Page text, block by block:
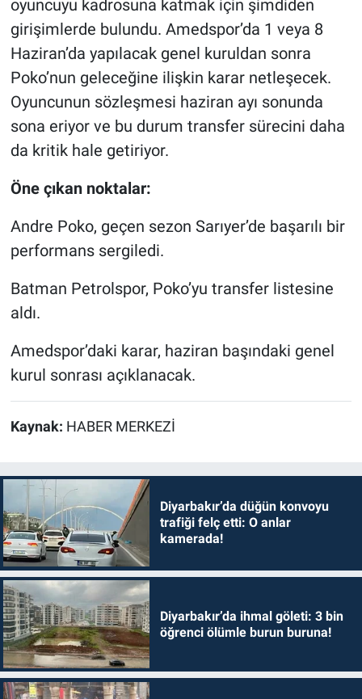
oyuncuyu kadrosuna katmak için şimdiden
girişimlerde bulundu. Amedspor’da 1 veya 8
Haziran’da yapılacak genel kuruldan sonra
Poko’nun geleceğine ilişkin karar netleşecek.
Oyuncunun sözleşmesi haziran ayı sonunda
sona eriyor ve bu durum transfer sürecini daha
da kritik hale getiriyor.
Öne çıkan noktalar:
Andre Poko, geçen sezon Sarıyer’de başarılı bir
performans sergiledi.
Batman Petrolspor, Poko’yu transfer listesine
aldı.
Amedspor’daki karar, haziran başındaki genel
kurul sonrası açıklanacak.
Kaynak: HABER MERKEZİ
Diyarbakır’da düğün konvoyu
trafiği felç etti: O anlar
kamerada!
Diyarbakır’da ihmal göleti: 3 bin
öğrenci ölümle burun buruna!